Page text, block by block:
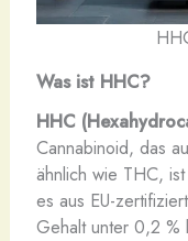
Was ist HHC?
HHC
Cannabinoid, das
ähnlich wie THC,
es aus EU-
Gehalt unter 0,2 %